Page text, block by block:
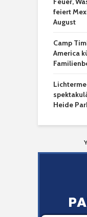
feiert
August
Camp
America
Heide